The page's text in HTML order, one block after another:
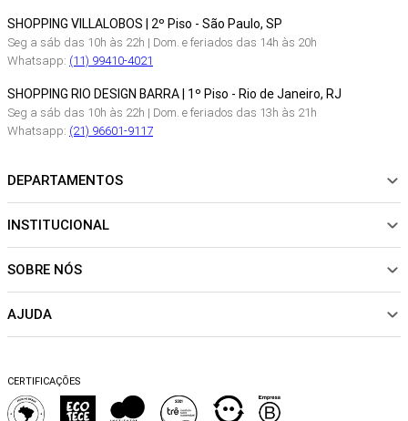
SHOPPING VILLALOBOS | 2º Piso - São Paulo, SP
Seg a sáb das 10h às 22h | Dom. e feriados das 14h às 20h
Whatsapp: (11) 99410-4021
SHOPPING RIO DESIGN BARRA | 1º Piso - Rio de Janeiro, RJ
Seg a sáb das 10h às 22h | Dom. e feriados das 13h às 21h
Whatsapp: (21) 96601-9117
DEPARTAMENTOS
NOVIDADES
CALÇADOS
SALE
INSTITUCIONAL
Sobre Nós
Sustentabilidade
Trocas e Devoluções
Perguntas Frequentes
SOBRE NÓS
Política de pagamento
AJUDA
Dicas de cuidados
Falar no WhatsApp
CERTIFICAÇÕES